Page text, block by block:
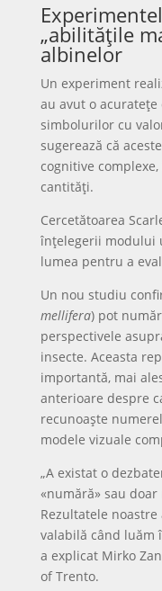
„abilitățile
albinelor
Un experiment
au avut o acuratețe
simbolurilor cu
sugerează că
cognitive
cantități.
Cercetătoarea
înțelegerii modului
lumea pentru a
Un nou studiu
mellifera) pot
perspectivele
insecte. Aceasta
importantă, mai
anterioare despre
recunoaște
modele vizuale
„A existat o
«numără» sau
Rezultatele
valabilă când luăm
a explicat Mirko
of Trento.